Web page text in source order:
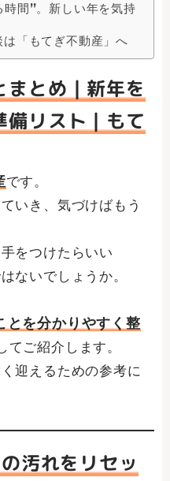
間”。新しい年を気持
「もてぎ不動産」へ
とめ｜新年を
リスト｜もて
です。
いき、気づけばもう
をつけたらいい
ないでしょうか。
とを分かりやすく整
てご紹介します。
迎えるための参考に
汚れをリセッ